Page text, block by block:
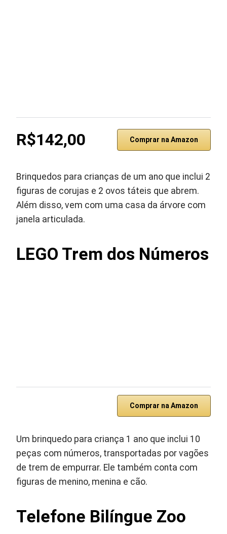
R$142,00 Comprar na Amazon
Brinquedos para crianças de um ano que inclui 2
figuras de corujas e 2 ovos táteis que abrem.
Além disso, vem com uma casa da árvore com
janela articulada.
LEGO Trem dos Números
Comprar na Amazon
Um brinquedo para criança 1 ano que inclui 10
peças com números, transportadas por vagões
de trem de empurrar. Ele também conta com
figuras de menino, menina e cão.
Telefone Bilíngue Zoo